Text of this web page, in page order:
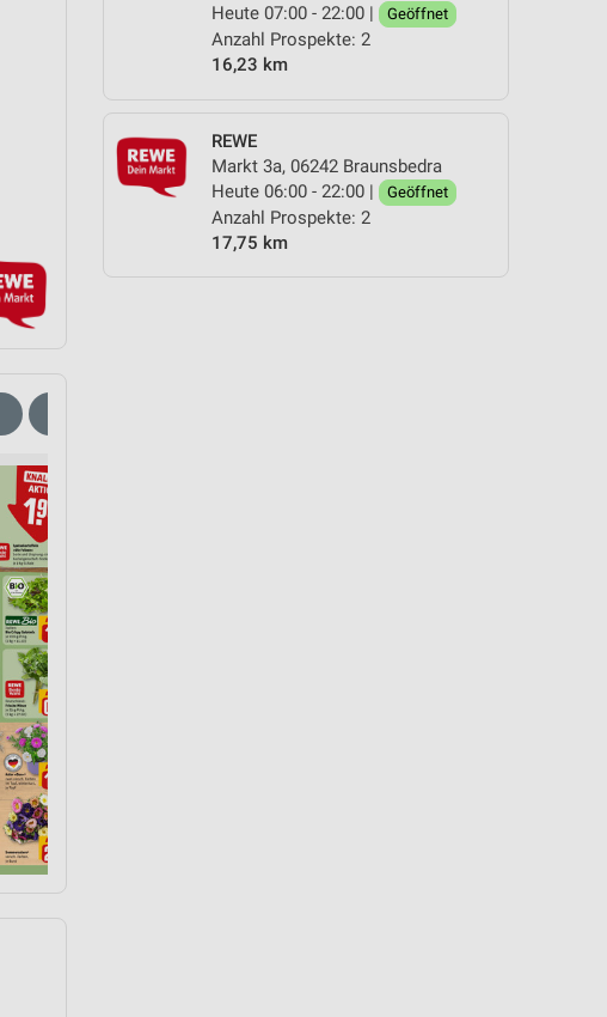
Heute 07:00 - 22:00 |
Geöffnet
Anzahl Prospekte: 2
16,23 km
REWE
Markt 3a, 06242 Braunsbedra
Heute 06:00 - 22:00 |
Geöffnet
Anzahl Prospekte: 2
17,75 km